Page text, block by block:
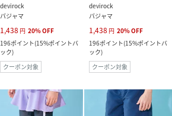
devirock
パジャマ
1,438 円 20%OFF
196ポイント(15%ポイントバ
ック)
クーポン対象
devirock
パジャマ
1,438 円 20%OFF
196ポイント(15%ポイントバ
ック)
クーポン対象